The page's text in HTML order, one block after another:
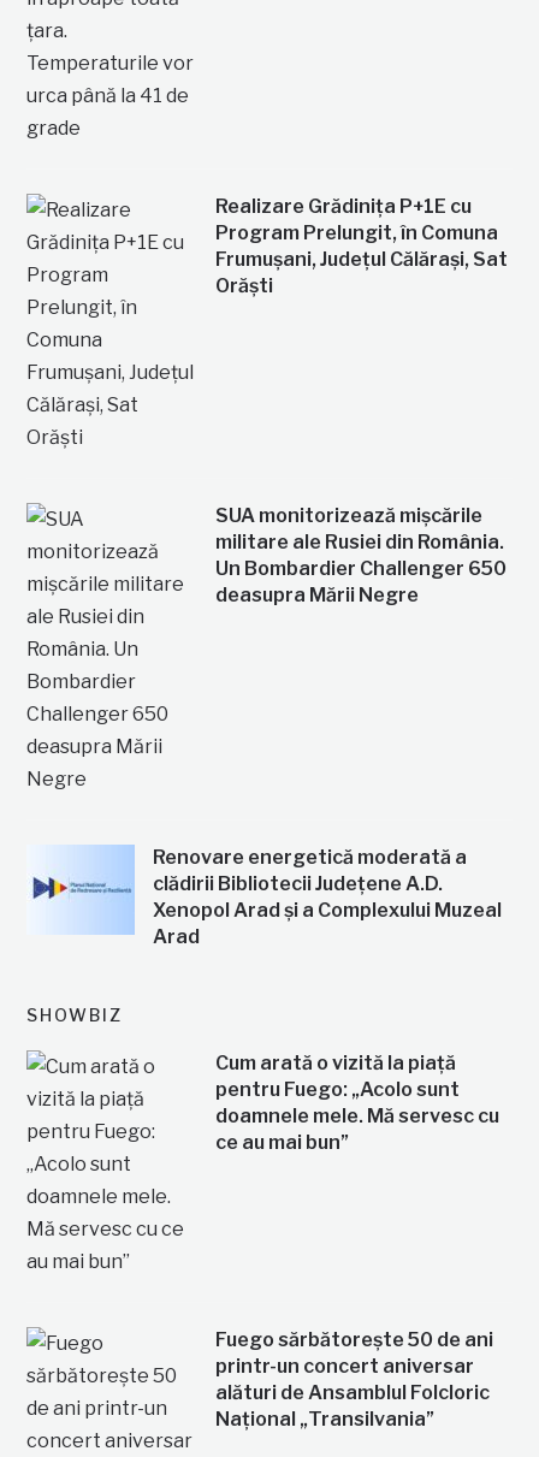
Realizare Grădinița P+1E cu
Program Prelungit, în Comuna
Frumușani, Județul Călărași, Sat
Orăști
SUA monitorizează mișcările
militare ale Rusiei din România.
Un Bombardier Challenger 650
deasupra Mării Negre
Renovare energetică moderată a
clădirii Bibliotecii Județene A.D.
Xenopol Arad și a Complexului Muzeal
Arad
SHOWBIZ
Cum arată o vizită la piață
pentru Fuego: „Acolo sunt
doamnele mele. Mă servesc cu
ce au mai bun”
Fuego sărbătorește 50 de ani
printr-un concert aniversar
alături de Ansamblul Folcloric
Național „Transilvania”